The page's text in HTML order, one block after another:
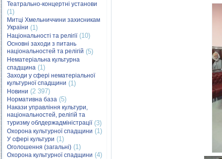
Театрально-концертні установи
(1)
Митці Хмельниччини захисникам
України (1)
Національності та релігії(10)
Основні заходи з питань
національностей та релігій (5)
Нематеріальна культурна
спадщина (1)
Заходи у сфері нематеріальної
культурної спадщини (1)
Новини (2 397)
Нормативна база (5)
Накази управління культури,
національностей, релігій та
туризму облдержадміністрації(3)
Охорона культурної спадщини (1)
У сфері культури (1)
Оголошення (загальні) (1)
Охорона культурної спадщини (4)